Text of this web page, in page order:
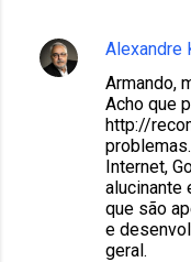
Alexandre
Armando,
Acho que
http://
Internet,
alucinante
que são
e
geral.